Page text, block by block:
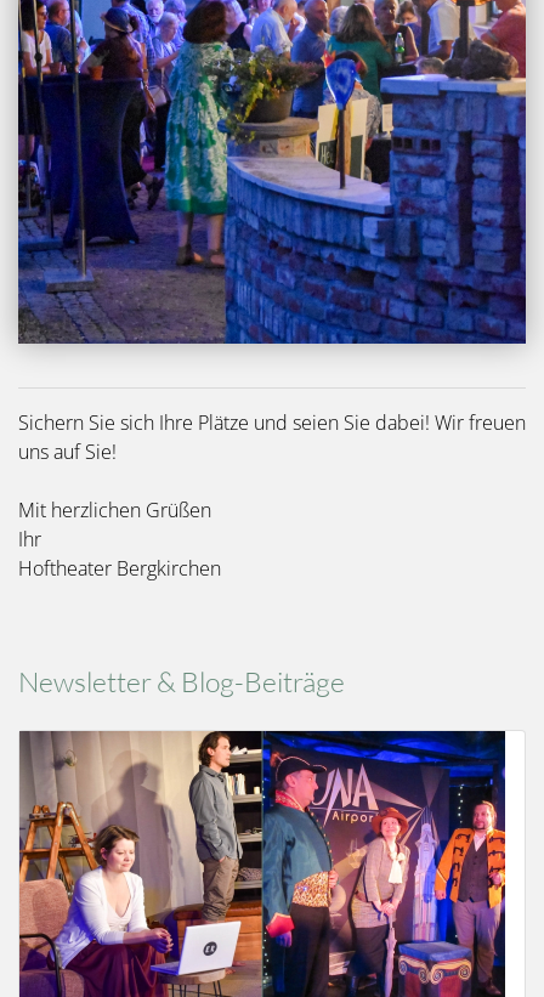
Sichern Sie sich Ihre Plätze und seien Sie dabei! Wir freuen
uns auf Sie!
Mit herzlichen Grüßen
Ihr
Hoftheater Bergkirchen
Newsletter & Blog-Beiträge